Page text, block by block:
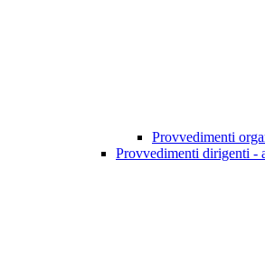
Provvedimenti
Provvedimenti dirigenti -